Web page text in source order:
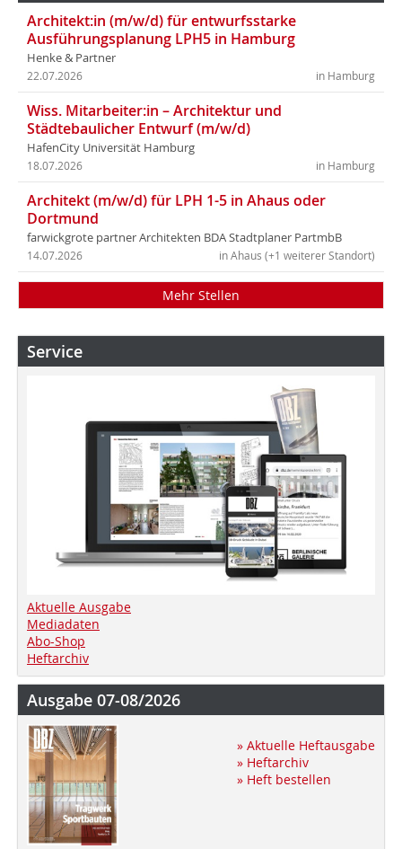
Architekt:in (m/w/d) für entwurfsstarke
Ausführungsplanung LPH5 in Hamburg
Henke & Partner
in Hamburg
22.07.2026
Wiss. Mitarbeiter:in – Architektur und
Städtebaulicher Entwurf (m/w/d)
HafenCity Universität Hamburg
in Hamburg
18.07.2026
Architekt (m/w/d) für LPH 1-5 in Ahaus oder
Dortmund
farwickgrote partner Architekten BDA Stadtplaner PartmbB
in Ahaus (+1 weiterer Standort)
14.07.2026
Mehr Stellen
Service
Aktuelle Ausgabe
Mediadaten
Abo-Shop
Heftarchiv
Ausgabe 07-08/2026
» Aktuelle Heftausgabe
» Heftarchiv
» Heft bestellen